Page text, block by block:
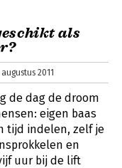
als
2011
de dag de droom
eigen baas
tijd indelen, zelf je
en
uur bij de lift